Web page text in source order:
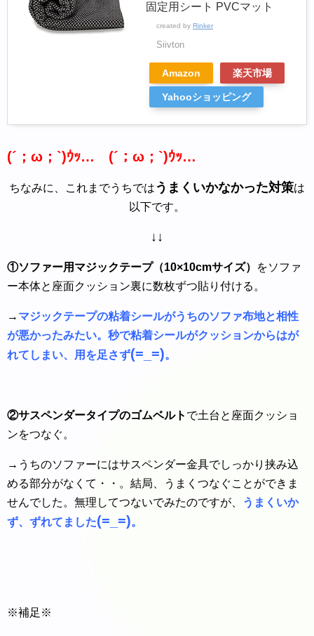
固定用シート PVCマット
created by Rinker
Siivton
Amazon 楽天市場
Yahooショッピング
(´；ω；`)ｳｯ… (´；ω；`)ｳｯ…
ちなみに、これまでうちではうまくいかなかった対策は
以下です。
↓↓
①ソファー用マジックテープ（10×10cmサイズ）
をソファ
ー本体と座面クッション裏に数枚ずつ貼り付ける。
→ マジックテープの粘着シールがうちのソファ布地と相性
が悪かったみたい。秒で粘着シールがクッションからはが
れてしまい、用を足さず(=_=)。
②サスペンダータイプのゴムベルト で土台と座面クッショ
ンをつなぐ。
→うちのソファーにはサスペンダー金具でしっかり挟み込
める部分がなくて・・。結局、うまくつなぐことができま
せんでした。無理してつないでみたのですが、
うまくいか
ず、ずれてました(=_=)。
※補足※